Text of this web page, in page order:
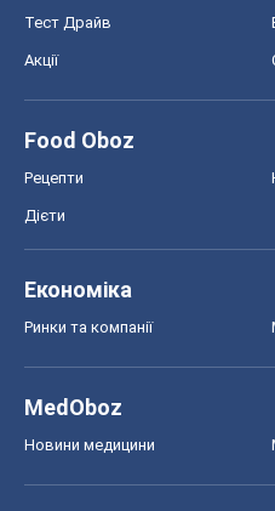
Тест Драйв
Акції
Food Oboz
Рецепти
Дієти
Економіка
Ринки та компанії
MedOboz
Новини медицини